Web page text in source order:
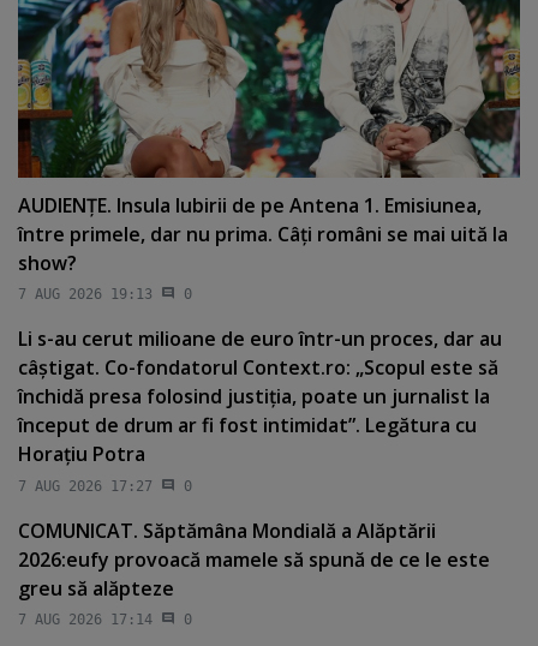
AUDIENŢE. Insula Iubirii de pe Antena 1. Emisiunea,
între primele, dar nu prima. Câţi români se mai uită la
show?
7 AUG 2026 19:13 0
Li s-au cerut milioane de euro într-un proces, dar au
câştigat. Co-fondatorul Context.ro: „Scopul este să
închidă presa folosind justiţia, poate un jurnalist la
început de drum ar fi fost intimidat”. Legătura cu
Horaţiu Potra
7 AUG 2026 17:27 0
COMUNICAT. Săptămâna Mondială a Alăptării
2026:eufy provoacă mamele să spună de ce le este
greu să alăpteze
7 AUG 2026 17:14 0